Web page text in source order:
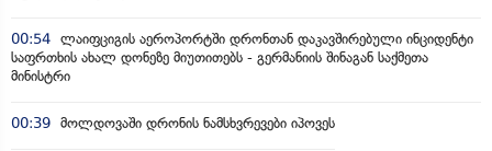
00:54 ლაიფციგის აეროპორტში დრონთან დაკავშირებული ინციდენტი
საფრთხის ახალ დონეზე მიუთითებს - გერმანიის შინაგან საქმეთა
მინისტრი
00:39 მოლდოვაში დრონის ნამსხვრევები იპოვეს